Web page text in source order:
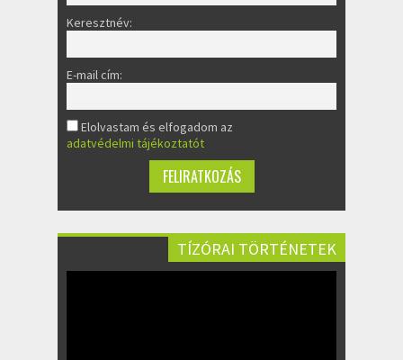
Keresztnév:
E-mail cím:
Elolvastam és elfogadom az
adatvédelmi tájékoztatót
TÍZÓRAI TÖRTÉNETEK